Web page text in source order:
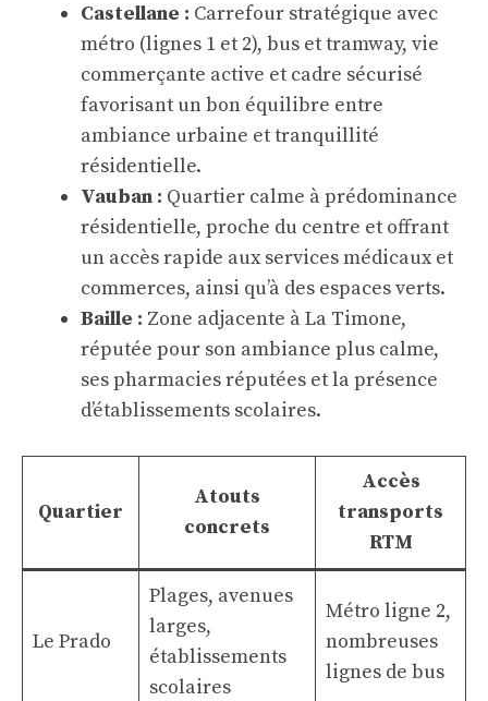
Castellane : Carrefour stratégique avec
métro (lignes 1 et 2), bus et tramway, vie
commerçante active et cadre sécurisé
favorisant un bon équilibre entre
ambiance urbaine et tranquillité
résidentielle.
Vauban : Quartier calme à prédominance
résidentielle, proche du centre et offrant
un accès rapide aux services médicaux et
commerces, ainsi qu’à des espaces verts.
Baille : Zone adjacente à La Timone,
réputée pour son ambiance plus calme,
ses pharmacies réputées et la présence
d’établissements scolaires.
Quartier
Atouts
concrets
Accès
transports
RTM
Le Prado
Plages, avenues
larges,
établissements
scolaires
Métro ligne 2,
nombreuses
lignes de bus